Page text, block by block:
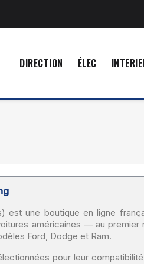
DIRECTION ÉLEC
est une boutique en ligne
américaines — au premier
Ford, Dodge et Ram.
pour leur